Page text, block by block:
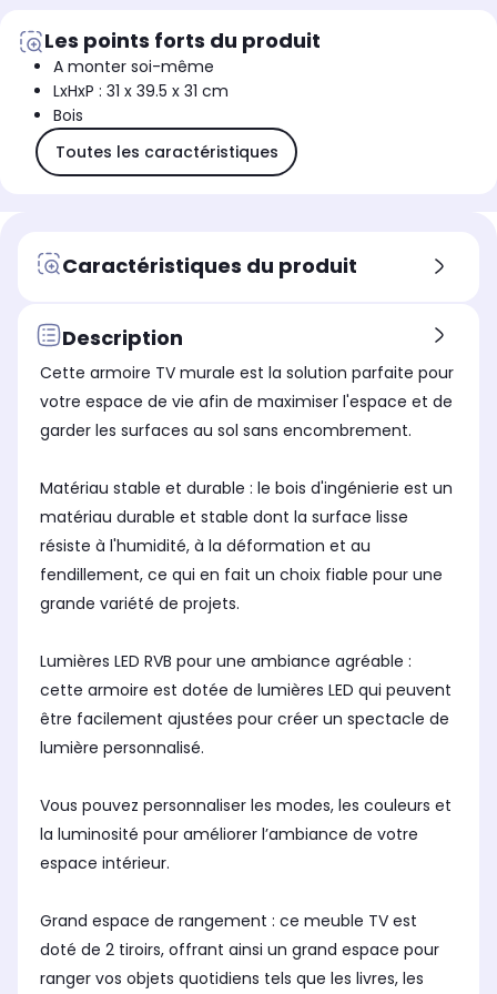
Les points forts du produit
A monter soi-même
LxHxP : 31 x 39.5 x 31 cm
Bois
Toutes les caractéristiques
Caractéristiques du produit
Description
Cette armoire TV murale est la solution parfaite pour
votre espace de vie afin de maximiser l'espace et de
garder les surfaces au sol sans encombrement.
Matériau stable et durable : le bois d'ingénierie est un
matériau durable et stable dont la surface lisse
résiste à l'humidité, à la déformation et au
fendillement, ce qui en fait un choix fiable pour une
grande variété de projets.
Lumières LED RVB pour une ambiance agréable :
cette armoire est dotée de lumières LED qui peuvent
être facilement ajustées pour créer un spectacle de
lumière personnalisé.
Vous pouvez personnaliser les modes, les couleurs et
la luminosité pour améliorer l’ambiance de votre
espace intérieur.
Grand espace de rangement : ce meuble TV est
doté de 2 tiroirs, offrant ainsi un grand espace pour
ranger vos objets quotidiens tels que les livres, les